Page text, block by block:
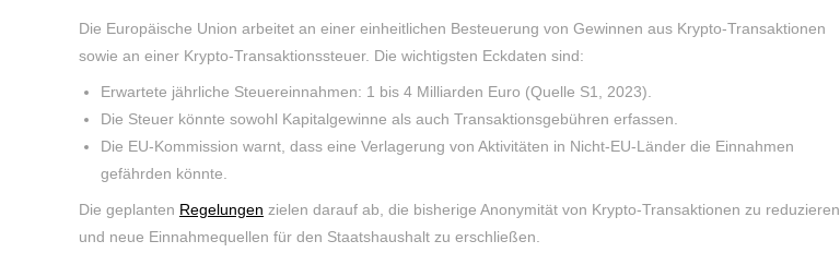
Die Europäische Union arbeitet an einer einheitlichen Besteuerung von Gewinnen aus Krypto-Transaktionen
sowie an einer Krypto-Transaktionssteuer. Die wichtigsten Eckdaten sind:
Erwartete jährliche Steuereinnahmen: 1 bis 4 Milliarden Euro (Quelle S1, 2023).
Die Steuer könnte sowohl Kapitalgewinne als auch Transaktionsgebühren erfassen.
Die EU-Kommission warnt, dass eine Verlagerung von Aktivitäten in Nicht-EU-Länder die Einnahmen
gefährden könnte.
Die geplanten Regelungen zielen darauf ab, die bisherige Anonymität von Krypto-Transaktionen zu reduzieren
und neue Einnahmequellen für den Staatshaushalt zu erschließen.